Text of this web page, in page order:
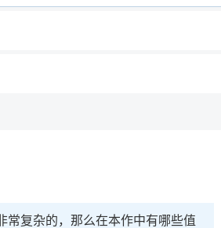
常复杂的，那么在本作中有哪些值